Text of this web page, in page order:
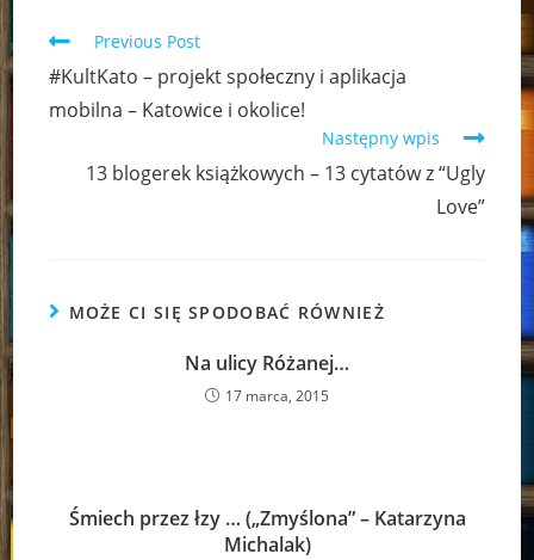
Read
more
articles
Previous Post
#KultKato – projekt społeczny i aplikacja
mobilna – Katowice i okolice!
Następny wpis
13 blogerek książkowych – 13 cytatów z “Ugly
Love”
MOŻE CI SIĘ SPODOBAĆ RÓWNIEŻ
Na ulicy Różanej…
17 marca, 2015
Śmiech przez łzy … („Zmyślona” – Katarzyna
Michalak)